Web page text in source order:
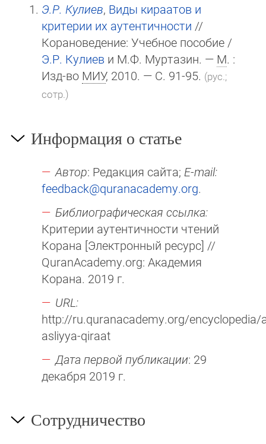
Э.Р. Кулиев, Виды кираатов и
критерии их аутентичности //
Корановедение: Учебное пособие /
Э.Р. Кулиев и М.Ф. Муртазин. — М. :
Изд-во МИУ, 2010. — С. 91-95. (рус.;
сотр.)
Информация о статье
Автор: Редакция сайта; E-mail:
feedback@quranacademy.org.
Библиографическая ссылка:
Критерии аутентичности чтений
Корана [Электронный ресурс] //
QuranAcademy.org: Академия
Корана. 2019 г.
URL:
http://ru.quranacademy.org/
asliyya-qiraat
Дата первой публикации: 29
декабря 2019 г.
Сотрудничество